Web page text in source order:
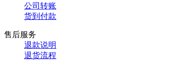
公司转账
货到付款
售后服务
退款说明
退货流程